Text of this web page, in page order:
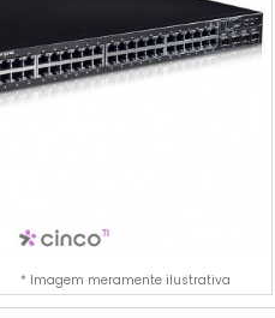
* Imagem meramente ilustrativa